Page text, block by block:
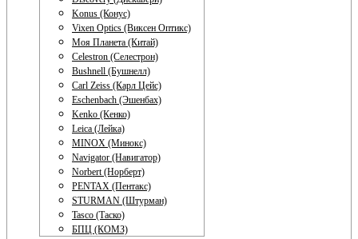
Konus (Конус)
Vixen Optics (Виксен Оптикс)
Моя Планета (Китай)
Celestron (Селестрон)
Bushnell (Бушнелл)
Carl Zeiss (Карл Цейс)
Eschenbach (Эшенбах)
Kenko (Кенко)
Leica (Лейка)
MINOX (Минокс)
Navigator (Навигатор)
Norbert (Норберт)
PENTAX (Пентакс)
STURMAN (Штурман)
Tasco (Таско)
БПЦ (КОМЗ)